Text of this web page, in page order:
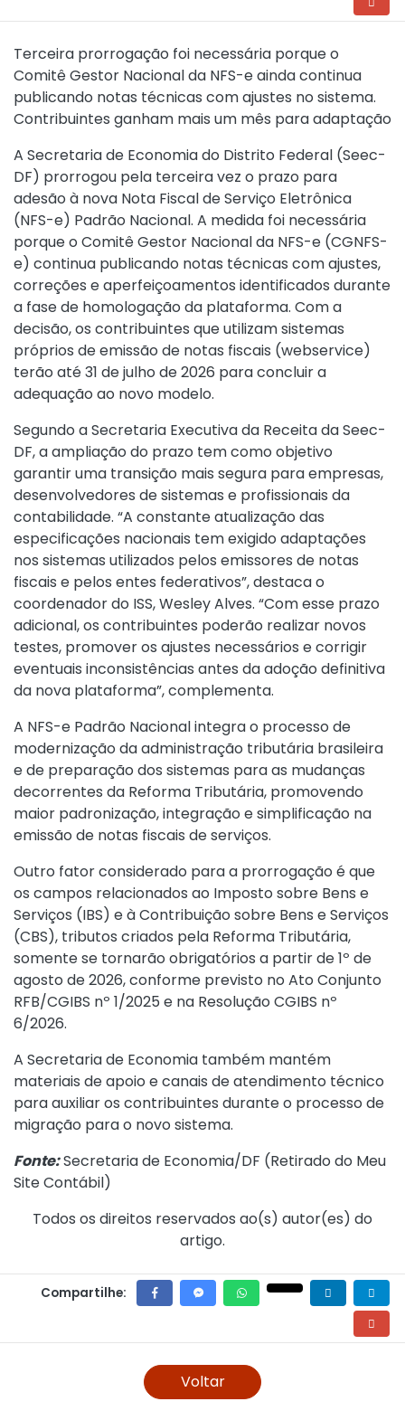
Terceira prorrogação foi necessária porque o
Comitê Gestor Nacional da NFS-e ainda continua
publicando notas técnicas com ajustes no sistema.
Contribuintes ganham mais um mês para adaptação
A Secretaria de Economia do Distrito Federal (Seec-
DF) prorrogou pela terceira vez o prazo para
adesão à nova Nota Fiscal de Serviço Eletrônica
(NFS-e) Padrão Nacional. A medida foi necessária
porque o Comitê Gestor Nacional da NFS-e (CGNFS-
e) continua publicando notas técnicas com ajustes,
correções e aperfeiçoamentos identificados durante
a fase de homologação da plataforma. Com a
decisão, os contribuintes que utilizam sistemas
próprios de emissão de notas fiscais (webservice)
terão até 31 de julho de 2026 para concluir a
adequação ao novo modelo.
Segundo a Secretaria Executiva da Receita da Seec-
DF, a ampliação do prazo tem como objetivo
garantir uma transição mais segura para empresas,
desenvolvedores de sistemas e profissionais da
contabilidade. “A constante atualização das
especificações nacionais tem exigido adaptações
nos sistemas utilizados pelos emissores de notas
fiscais e pelos entes federativos”, destaca o
coordenador do ISS, Wesley Alves. “Com esse prazo
adicional, os contribuintes poderão realizar novos
testes, promover os ajustes necessários e corrigir
eventuais inconsistências antes da adoção definitiva
da nova plataforma”, complementa.
A NFS-e Padrão Nacional integra o processo de
modernização da administração tributária brasileira
e de preparação dos sistemas para as mudanças
decorrentes da Reforma Tributária, promovendo
maior padronização, integração e simplificação na
emissão de notas fiscais de serviços.
Outro fator considerado para a prorrogação é que
os campos relacionados ao Imposto sobre Bens e
Serviços (IBS) e à Contribuição sobre Bens e Serviços
(CBS), tributos criados pela Reforma Tributária,
somente se tornarão obrigatórios a partir de 1º de
agosto de 2026, conforme previsto no Ato Conjunto
RFB/CGIBS nº 1/2025 e na Resolução CGIBS nº
6/2026.
A Secretaria de Economia também mantém
materiais de apoio e canais de atendimento técnico
para auxiliar os contribuintes durante o processo de
migração para o novo sistema.
Fonte:Secretaria de Economia/DF (Retirado do Meu
Site Contábil)
Todos os direitos reservados ao(s) autor(es) do
artigo.
Compartilhe:
Voltar